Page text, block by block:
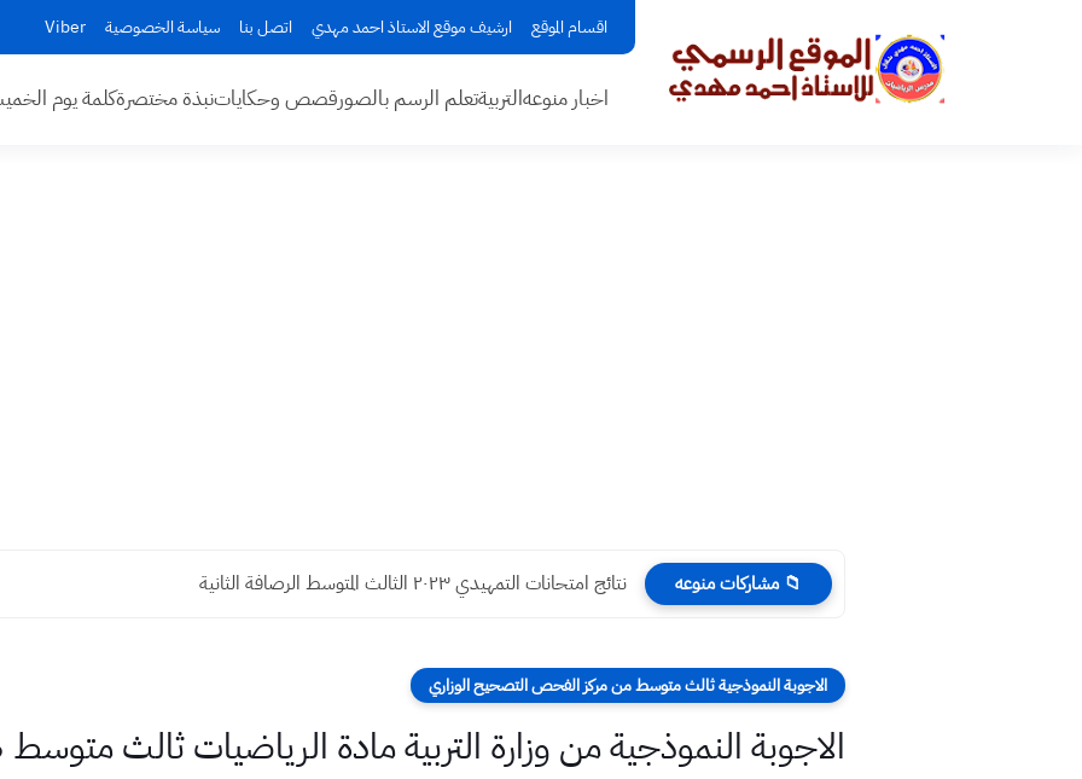
اقسام الموقع ارشيف موقع الاستاذ احمد مهدي اتصل بنا سياسة الخصوصية Viber
اخبار منوعهالتربيةتعلم الرسم بالصورقصص وحكاياتنبذة مختصرةكلمة يوم
📁 مشاركات منوعه نتائج امتحانات التمهيدي ٢٠٢٣ الثالث المتوسط الرصافة الثانية
الاجوبة النموذجية ثالث متوسط من مركز الفحص التصحيح الوزاري